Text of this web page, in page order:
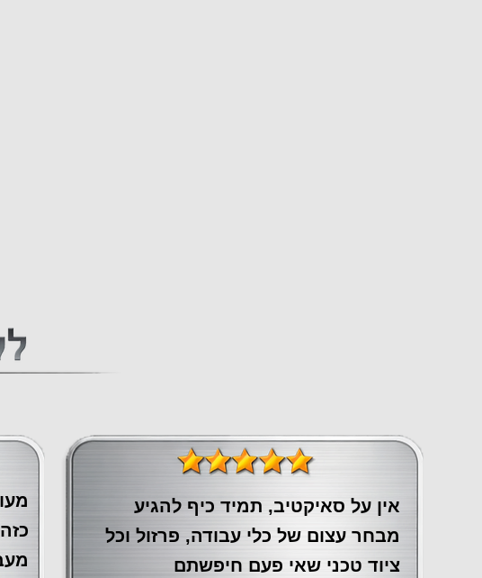
אין על סאיקטיב, תמיד כיף להגיע
מבחר עצום של כלי עבודה, פרזול וכל
ציוד טכני שאי פעם חיפשתם